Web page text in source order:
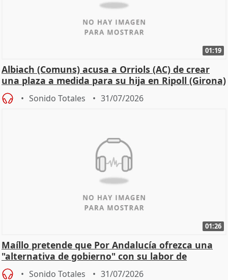
01:19
Albiach (Comuns) acusa a Orriols (AC) de crear
una plaza a medida para su hija en Ripoll (Girona)
Sonido Totales 31/07/2026
01:26
Maíllo pretende que Por Andalucía ofrezca una
"alternativa de gobierno" con su labor de
oposición
Sonido Totales 31/07/2026